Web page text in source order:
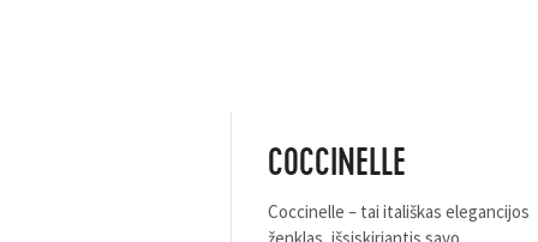
COCCINELLE
Coccinelle – tai itališkas elegancijos